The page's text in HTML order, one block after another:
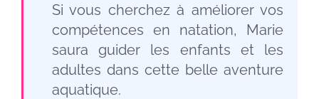
Si vous cherchez à améliorer vos
compétences en natation, Marie
saura guider les enfants et les
adultes dans cette belle aventure
aquatique.